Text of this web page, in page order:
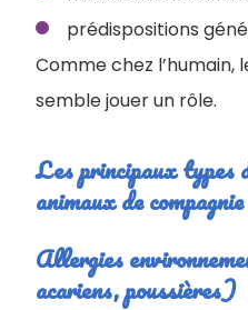
prédispositions
Comme chez l’humain,
semble jouer un rôle.
Les principaux types
animaux de compagnie
Allergies
acariens, poussières)